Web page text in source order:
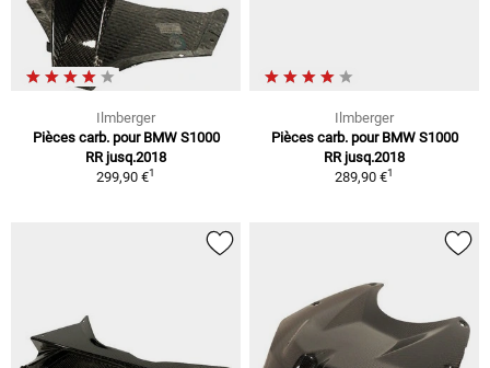
Ilmberger
Pièces carb. pour BMW S1000
RR jusq.2018
299,90 €1
Ilmberger
Pièces carb. pour BMW S1000
RR jusq.2018
289,90 €1